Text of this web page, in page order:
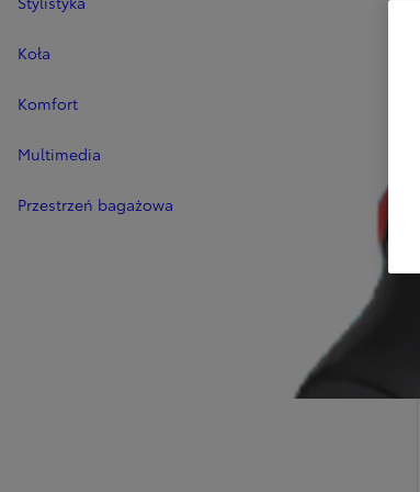
Koła
Komfort
Multimedia
Przestrzeń bagażowa